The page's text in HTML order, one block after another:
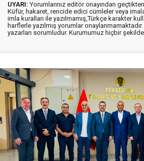
UYARI: Yorumlarınız editör onayından
Küfür, hakaret, rencide edici cümleler veya
imla kuralları ile yazılmamış,Türkçe karakter
harflerle yazılmış yorumlar
yazarları sorumludur. Kurumumuz hiçbir